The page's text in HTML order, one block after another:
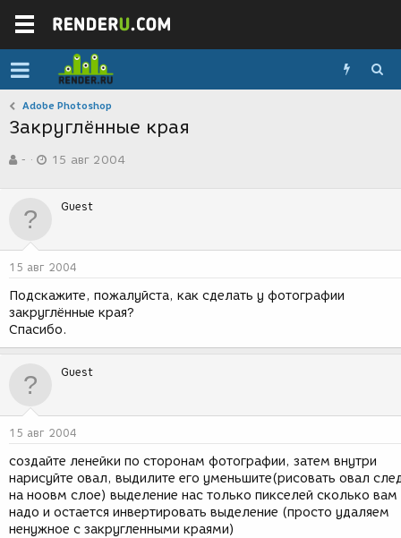
Adobe Photoshop
Закруглённые края
в
р
м
-
а
д
н
и
я
15 авг 2004
Guest
15 авг 2004
Подскажите, пожалуйста, как сделать у фотографии
закруглённые края?
Спасибо.
Guest
15 авг 2004
создайте ленейки по сторонам фотографии, затем внутри
нарисуйте овал, выдилите его уменьшите(рисовать овал
на ноовм слое) выделение нас только пикселей сколько вам
надо и остается инвертировать выделение (просто удаляем
ненужное с закругленными краями)